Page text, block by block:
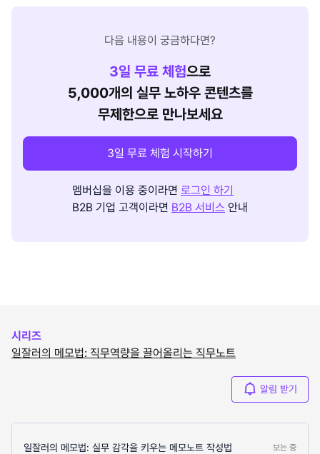
다음 내용이 궁금하다면?
3일 무료 체험으로
5,000개의 실무 노하우 콘텐츠를
무제한으로 만나보세요
3일 무료 체험 시작하기
멤버십을 이용 중이라면 로그인 하기
B2B 기업 고객이라면 B2B 서비스 안내
시리즈
일잘러의 메모법: 직무역량을 끌어올리는 직무노트
알림 받기
일잘러의 메모법: 실무 감각을 키우는 메모노트 작성법 보는 중